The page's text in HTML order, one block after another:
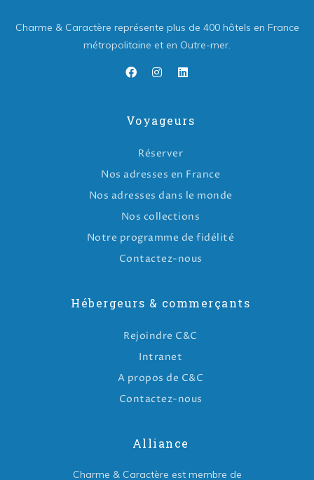
Charme & Caractère représente plus de 400 hôtels en France
métropolitaine et en Outre-mer.
Voyageurs
Réserver
Nos adresses en France
Nos adresses dans le monde
Nos collections
Notre programme de fidélité
Contactez-nous
Hébergeurs & commerçants
Rejoindre C&C
Intranet
A propos de C&C
Contactez-nous
Alliance
Charme & Caractère est membre de